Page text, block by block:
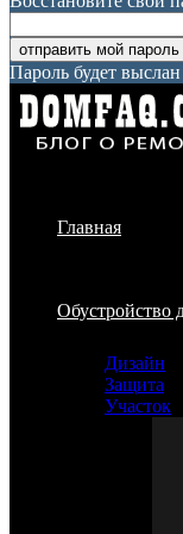
Пароль будет
Главная
Обустройство
Дизайн
Защита
Участок